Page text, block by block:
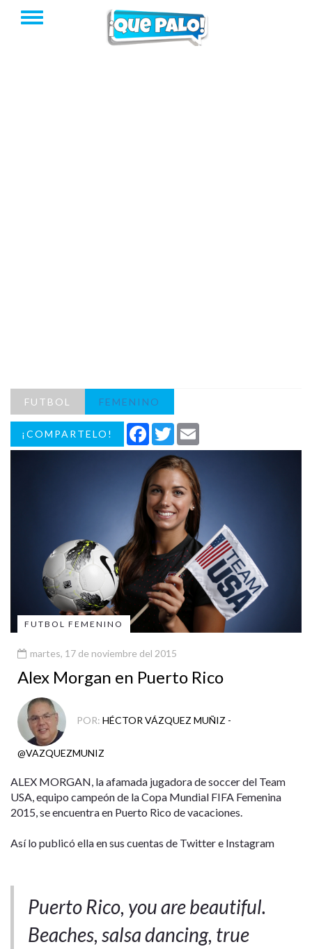
FUTBOL FEMENINO
¡COMPARTELO! Facebook
Twitter
FUTBOL FEMENINO
martes, 17 de noviembre del 2015
Alex Morgan en Puerto Rico
POR: HÉCTOR VÁZQUEZ MUÑIZ -
@VAZQUEZMUNIZ
ALEX MORGAN, la afamada jugadora de soccer del Team
USA, equipo campeón de la Copa Mundial FIFA Femenina
2015, se encuentra en Puerto Rico de vacaciones.
Así lo publicó ella en sus cuentas de Twitter e Instagram
Puerto Rico, you are beautiful.
Beaches, salsa dancing, true